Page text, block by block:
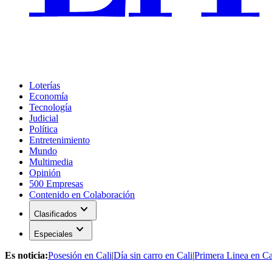
Loterías
Economía
Tecnología
Judicial
Política
Entretenimiento
Mundo
Multimedia
Opinión
500 Empresas
Contenido en Colaboración
Clasificados expand_more
Especiales expand_more
Es noticia:Posesión en Cali|Día sin carro en Cali|Primera Linea en